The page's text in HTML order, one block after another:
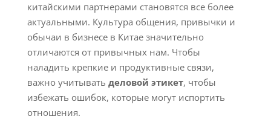
китайскими партнерами становятся все более
актуальными. Культура общения, привычки и
обычаи в бизнесе в Китае значительно
отличаются от привычных нам. Чтобы
наладить крепкие и продуктивные связи,
важно учитывать деловой этикет, чтобы
избежать ошибок, которые могут испортить
отношения.